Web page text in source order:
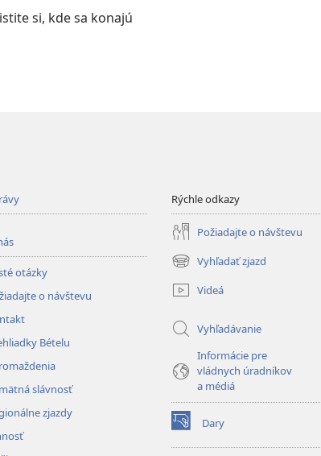
si, kde sa konajú
otázky
o návštevu
Bételu
slávnosť
zjazdy
Rýchle odkazy
Požiadajte o návštevu
Vyhľadať zjazd
(otvorí
nové
okno)
Videá
Vyhľadávanie
Informácie pre
vládnych úradníkov
a médiá
Dary
(otvorí
nové